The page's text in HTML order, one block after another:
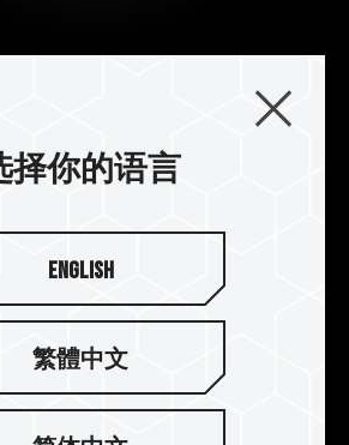
利落几何线条设计，构筑成简约
散热片，呈现新艺术运动中工艺
派风格。
择你的语言
English
繁體中文